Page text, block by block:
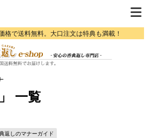
格で送料無料。大口注文は特典も満載！
一覧
返しのマナーガイド